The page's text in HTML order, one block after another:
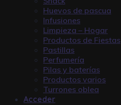
Huevos de pascua
Infusiones
Limpieza – Hogar
Productos de Fiestas
Pastillas
Perfumería
Pilas y baterías
Productos varios
Turrones oblea
Acceder